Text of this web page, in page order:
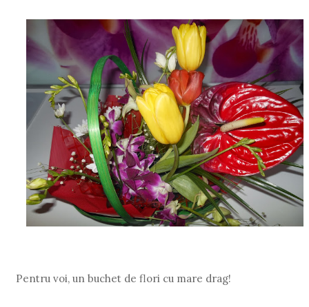
Pentru voi, un buchet de flori cu mare drag!